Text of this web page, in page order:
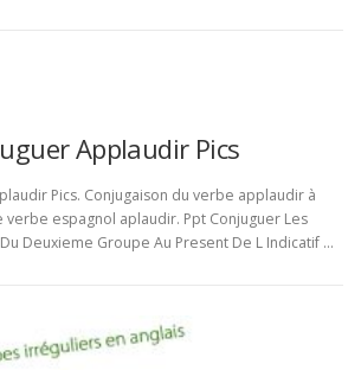
Applaudir Pics
Pics. Conjugaison du verbe applaudir à
verbe espagnol aplaudir. Ppt Conjuguer Les
Deuxieme Groupe Au Present De L Indicatif …